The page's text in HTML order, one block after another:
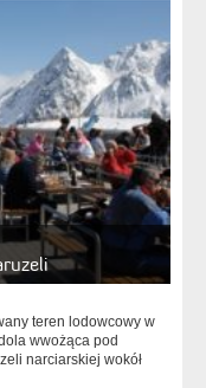
teren lodowcowy w
wwożąca pod
narciarskiej wokół